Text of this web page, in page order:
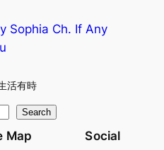
Sophia Ch. If Any
活有時
Search
Map Social